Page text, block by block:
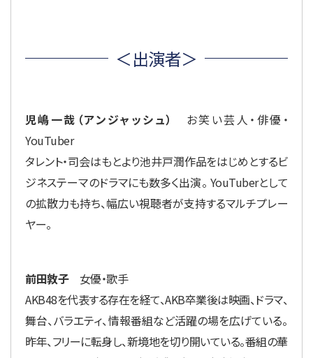
＜出演者＞
児嶋一哉（アンジャッシュ）
お笑い芸人・俳優・
YouTuber
タレント・司会はもとより池井戸潤作品をはじめとするビ
ジネステーマのドラマにも数多く出演。 YouTuberとして
の拡散力も持ち、幅広い視聴者が支持するマルチプレー
ヤー。
前田敦子女優・歌手
AKB48を代表する存在を経て、AKB卒業後は映画、ドラマ、
舞台、バラエティ、情報番組など活躍の場を広げている。
昨年、フリーに転身し、新境地を切り開いている。番組の華